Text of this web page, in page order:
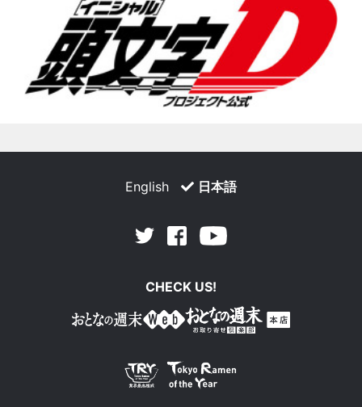
English 日本語
Twitter Facebook
CHECK US!